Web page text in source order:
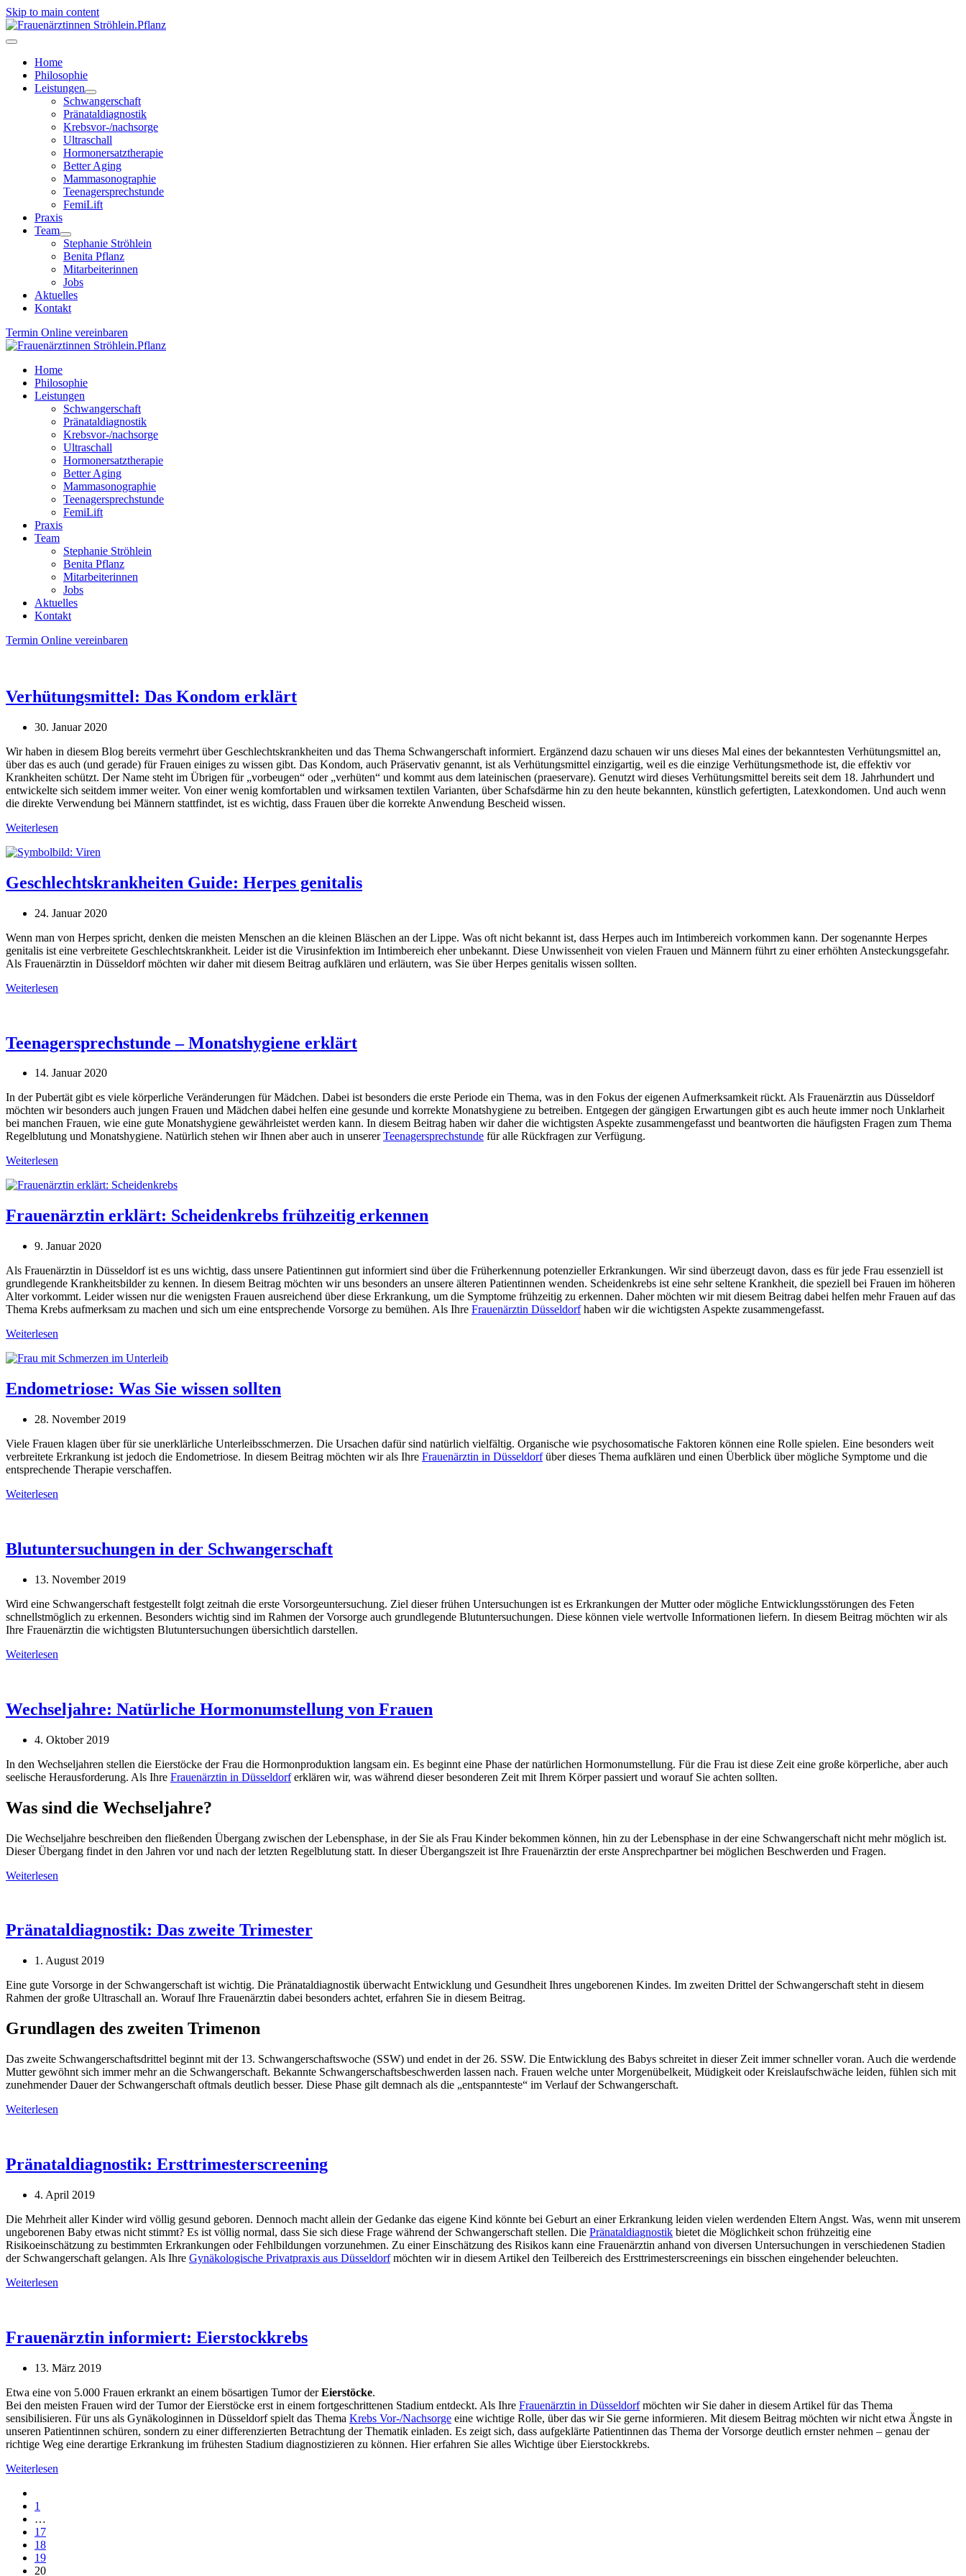
Skip to main content
Home
Philosophie
Leistungen
Schwangerschaft
Pränataldiagnostik
Krebsvor-/nachsorge
Ultraschall
Hormonersatztherapie
Better Aging
Mammasonographie
Teenagersprechstunde
FemiLift
Praxis
Team
Stephanie Ströhlein
Benita Pflanz
Mitarbeiterinnen
Jobs
Aktuelles
Kontakt
Termin Online vereinbaren
Home
Philosophie
Leistungen
Schwangerschaft
Pränataldiagnostik
Krebsvor-/nachsorge
Ultraschall
Hormonersatztherapie
Better Aging
Mammasonographie
Teenagersprechstunde
FemiLift
Praxis
Team
Stephanie Ströhlein
Benita Pflanz
Mitarbeiterinnen
Jobs
Aktuelles
Kontakt
Termin Online vereinbaren
Verhütungsmittel: Das Kondom erklärt
30. Januar 2020
Wir haben in diesem Blog bereits vermehrt über Geschlechtskrankheiten und das Thema Schwangerschaft informiert. Ergänzend dazu schauen wir uns dieses Mal eines der bekanntesten Verhütungsmittel an,
über das es auch (und gerade) für Frauen einiges zu wissen gibt. Das Kondom, auch Präservativ genannt, ist als Verhütungsmittel einzigartig, weil es die einzige Verhütungsmethode ist, die effektiv vor
Krankheiten schützt. Der Name steht im Übrigen für „vorbeugen“ oder „verhüten“ und kommt aus dem lateinischen (praeservare). Genutzt wird dieses Verhütungsmittel bereits seit dem 18. Jahrhundert und
entwickelte sich seitdem immer weiter. Von einer wenig komfortablen und wirksamen textilen Varianten, über Schafsdärme hin zu den heute bekannten, künstlich gefertigten, Latexkondomen. Und auch wenn
die direkte Verwendung bei Männern stattfindet, ist es wichtig, dass Frauen über die korrekte Anwendung Bescheid wissen.
Weiterlesen
Geschlechtskrankheiten Guide: Herpes genitalis
24. Januar 2020
Wenn man von Herpes spricht, denken die meisten Menschen an die kleinen Bläschen an der Lippe. Was oft nicht bekannt ist, dass Herpes auch im Intimbereich vorkommen kann. Der sogenannte Herpes
genitalis ist eine verbreitete Geschlechtskrankheit. Leider ist die Virusinfektion im Intimbereich eher unbekannt. Diese Unwissenheit von vielen Frauen und Männern führt zu einer erhöhten Ansteckungsgefahr.
Als Frauenärztin in Düsseldorf möchten wir daher mit diesem Beitrag aufklären und erläutern, was Sie über Herpes genitalis wissen sollten.
Weiterlesen
Teenagersprechstunde – Monatshygiene erklärt
14. Januar 2020
In der Pubertät gibt es viele körperliche Veränderungen für Mädchen. Dabei ist besonders die erste Periode ein Thema, was in den Fokus der eigenen Aufmerksamkeit rückt. Als Frauenärztin aus Düsseldorf
möchten wir besonders auch jungen Frauen und Mädchen dabei helfen eine gesunde und korrekte Monatshygiene zu betreiben. Entgegen der gängigen Erwartungen gibt es auch heute immer noch Unklarheit
bei manchen Frauen, wie eine gute Monatshygiene gewährleistet werden kann. In diesem Beitrag haben wir daher die wichtigsten Aspekte zusammengefasst und beantworten die häufigsten Fragen zum Thema
Regelblutung und Monatshygiene. Natürlich stehen wir Ihnen aber auch in unsererTeenagersprechstunde für alle Rückfragen zur Verfügung.
Weiterlesen
Frauenärztin erklärt: Scheidenkrebs frühzeitig erkennen
9. Januar 2020
Als Frauenärztin in Düsseldorf ist es uns wichtig, dass unsere Patientinnen gut informiert sind über die Früherkennung potenzieller Erkrankungen. Wir sind überzeugt davon, dass es für jede Frau essenziell ist
grundlegende Krankheitsbilder zu kennen. In diesem Beitrag möchten wir uns besonders an unsere älteren Patientinnen wenden. Scheidenkrebs ist eine sehr seltene Krankheit, die speziell bei Frauen im höheren
Alter vorkommt. Leider wissen nur die wenigsten Frauen ausreichend über diese Erkrankung, um die Symptome frühzeitig zu erkennen. Daher möchten wir mit diesem Beitrag dabei helfen mehr Frauen auf das
Thema Krebs aufmerksam zu machen und sich um eine entsprechende Vorsorge zu bemühen. Als Ihre Frauenärztin Düsseldorfhaben wir die wichtigsten Aspekte zusammengefasst.
Weiterlesen
Endometriose: Was Sie wissen sollten
28. November 2019
Viele Frauen klagen über für sie unerklärliche Unterleibsschmerzen. Die Ursachen dafür sind natürlich vielfältig. Organische wie psychosomatische Faktoren können eine Rolle spielen. Eine besonders weit
verbreitete Erkrankung ist jedoch die Endometriose. In diesem Beitrag möchten wir als Ihre Frauenärztin in Düsseldorfüber dieses Thema aufklären und einen Überblick über mögliche Symptome und die
entsprechende Therapie verschaffen.
Weiterlesen
Blutuntersuchungen in der Schwangerschaft
13. November 2019
Wird eine Schwangerschaft festgestellt folgt zeitnah die erste Vorsorgeuntersuchung. Ziel dieser frühen Untersuchungen ist es Erkrankungen der Mutter oder mögliche Entwicklungsstörungen des Feten
schnellstmöglich zu erkennen. Besonders wichtig sind im Rahmen der Vorsorge auch grundlegende Blutuntersuchungen. Diese können viele wertvolle Informationen liefern. In diesem Beitrag möchten wir als
Ihre Frauenärztin die wichtigsten Blutuntersuchungen übersichtlich darstellen.
Weiterlesen
Wechseljahre: Natürliche Hormonumstellung von Frauen
4. Oktober 2019
In den Wechseljahren stellen die Eierstöcke der Frau die Hormonproduktion langsam ein. Es beginnt eine Phase der natürlichen Hormonumstellung. Für die Frau ist diese Zeit eine große körperliche, aber auch
seelische Herausforderung. Als Ihre Frauenärztin in Düsseldorferklären wir, was während dieser besonderen Zeit mit Ihrem Körper passiert und worauf Sie achten sollten.
Was sind die Wechseljahre?
Die Wechseljahre beschreiben den fließenden Übergang zwischen der Lebensphase, in der Sie als Frau Kinder bekommen können, hin zu der Lebensphase in der eine Schwangerschaft nicht mehr möglich ist.
Dieser Übergang findet in den Jahren vor und nach der letzten Regelblutung statt. In dieser Übergangszeit ist Ihre Frauenärztin der erste Ansprechpartner bei möglichen Beschwerden und Fragen.
Weiterlesen
Pränataldiagnostik: Das zweite Trimester
1. August 2019
Eine gute Vorsorge in der Schwangerschaft ist wichtig. Die Pränataldiagnostik überwacht Entwicklung und Gesundheit Ihres ungeborenen Kindes. Im zweiten Drittel der Schwangerschaft steht in diesem
Rahmen der große Ultraschall an. Worauf Ihre Frauenärztin dabei besonders achtet, erfahren Sie in diesem Beitrag.
Grundlagen des zweiten Trimenon
Das zweite Schwangerschaftsdrittel beginnt mit der 13. Schwangerschaftswoche (SSW) und endet in der 26. SSW. Die Entwicklung des Babys schreitet in dieser Zeit immer schneller voran. Auch die werdende
Mutter gewöhnt sich immer mehr an die Schwangerschaft. Bekannte Schwangerschaftsbeschwerden lassen nach. Frauen welche unter Morgenübelkeit, Müdigkeit oder Kreislaufschwäche leiden, fühlen sich mit
zunehmender Dauer der Schwangerschaft oftmals deutlich besser. Diese Phase gilt demnach als die „entspannteste“ im Verlauf der Schwangerschaft.
Weiterlesen
Pränataldiagnostik: Ersttrimesterscreening
4. April 2019
Die Mehrheit aller Kinder wird völlig gesund geboren. Dennoch macht allein der Gedanke das eigene Kind könnte bei Geburt an einer Erkrankung leiden vielen werdenden Eltern Angst. Was, wenn mit unserem
ungeborenen Baby etwas nicht stimmt? Es ist völlig normal, dass Sie sich diese Frage während der Schwangerschaft stellen. Die Pränataldiagnostik bietet die Möglichkeit schon frühzeitig eine
Risikoeinschätzung zu bestimmten Erkrankungen oder Fehlbildungen vorzunehmen. Zu einer Einschätzung des Risikos kann eine Frauenärztin anhand von diversen Untersuchungen in verschiedenen Stadien
der Schwangerschaft gelangen. Als Ihre Gynäkologische Privatpraxis aus Düsseldorfmöchten wir in diesem Artikel den Teilbereich des Ersttrimesterscreenings ein bisschen eingehender beleuchten.
Weiterlesen
Frauenärztin informiert: Eierstockkrebs
13. März 2019
Etwa eine von 5.000 Frauen erkrankt an einem bösartigen Tumor derEierstöcke.
Bei den meisten Frauen wird der Tumor der Eierstöcke erst in einem fortgeschrittenen Stadium entdeckt. Als Ihre Frauenärztin in Düsseldorfmöchten wir Sie daher in diesem Artikel für das Thema
sensibilisieren. Für uns als Gynäkologinnen in Düsseldorf spielt das Thema Krebs Vor-/Nachsorge eine wichtige Rolle, über das wir Sie gerne informieren. Mit diesem Beitrag möchten wir nicht etwa Ängste in
unseren Patientinnen schüren, sondern zu einer differenzierten Betrachtung der Thematik einladen. Es zeigt sich, dass aufgeklärte Patientinnen das Thema der Vorsorge deutlich ernster nehmen – genau der
richtige Weg eine derartige Erkrankung im frühesten Stadium diagnostizieren zu können. Hier erfahren Sie alles Wichtige über Eierstockkrebs.
Weiterlesen
1
…
17
18
19
20